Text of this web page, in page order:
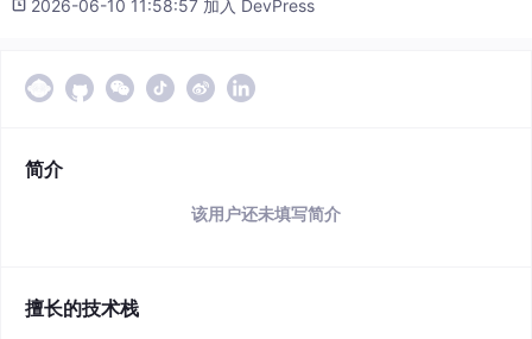
2026-06-10 11:58:57 加入 DevPress
简介
该用户还未填写简介
擅长的技术栈